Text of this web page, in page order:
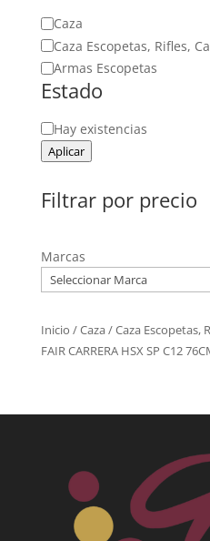
Categoría
Caza
Caza Escopetas, Rifles,
Armas Escopetas
Estado
Estado
Hay existencias
Aplicar
Filtrar por precio
Marcas
Inicio /Caza/Caza Escopetas,
FAIR CARRERA HSX SP C12